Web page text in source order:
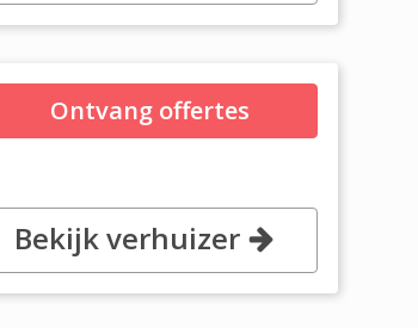
Ontvang offertes
Bekijk verhuizer